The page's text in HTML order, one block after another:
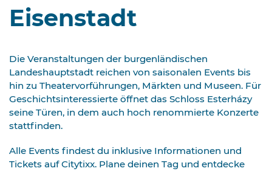
Eisenstadt
Die Veranstaltungen der burgenländischen
Landeshauptstadt reichen von saisonalen Events bis
hin zu Theatervorführungen, Märkten und Museen. Für
Geschichtsinteressierte öffnet das Schloss Esterházy
seine Türen, in dem auch hoch renommierte Konzerte
stattfinden.
Alle Events findest du inklusive Informationen und
Tickets auf Citytixx. Plane deinen Tag und entdecke